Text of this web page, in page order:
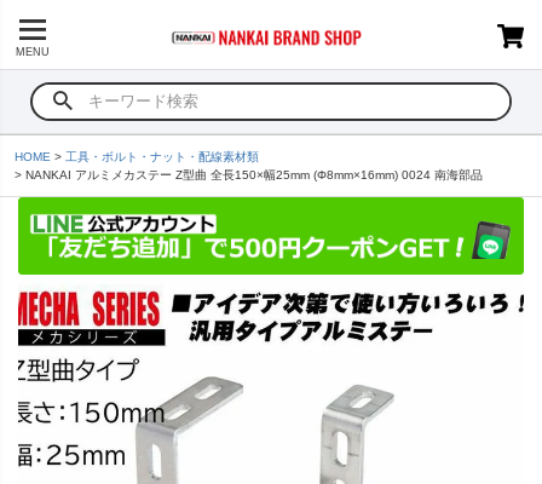
MENU
HOME
工具・ボルト・ナット・配線素材類
NANKAI アルミメカステー Z型曲 全長150×幅25mm (Φ8mm×16mm) 0024 南海部品